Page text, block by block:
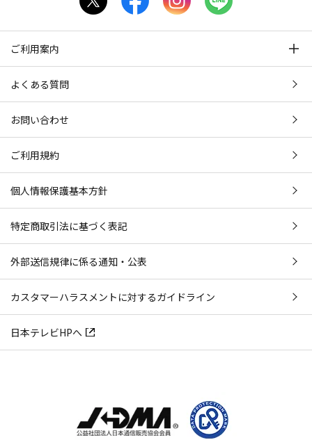
ご利用案内
よくある質問
お問い合わせ
ご利用規約
個人情報保護基本方針
特定商取引法に基づく表記
外部送信規律に係る通知・公表
カスタマーハラスメントに対するガイドライン
日本テレビHPへ